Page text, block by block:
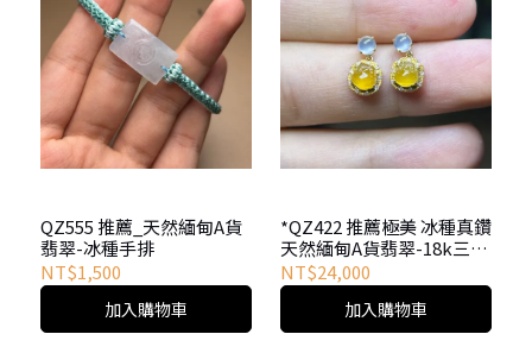
QZ555 推薦_天然緬甸A貨
翡翠-冰種手排
NT$1,500
加入購物車
*QZ422 推薦極美 冰種真鑽
天然緬甸A貨翡翠-18k三角
金蟾耳釘(無燒黃翡)
NT$24,000
加入購物車